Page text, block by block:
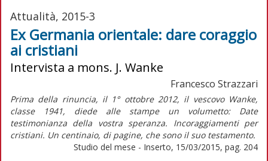
Attualità, 2015-3
Ex Germania orientale: dare coraggio
ai cristiani
Intervista a mons. J. Wanke
Francesco Strazzari
Prima della rinuncia, il 1° ottobre 2012, il vescovo Wanke,
classe 1941, diede alle stampe un volumetto: Date
testimonianza della vostra speranza. Incoraggiamenti per
cristiani. Un centinaio, di pagine, che sono il suo testamento.
Studio del mese - Inserto, 15/03/2015, pag. 204